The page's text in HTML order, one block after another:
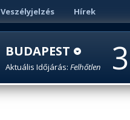
Veszélyjelzés Hírek
BUDAPEST
Aktuális Időjárás: Felhőtlen